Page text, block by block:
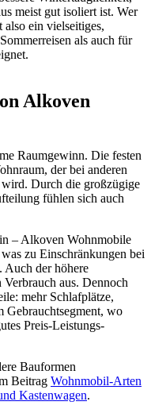
meist gut isoliert ist. Wer
ein vielseitiges,
als auch für
Alkoven
Raumgewinn. Die festen
der bei anderen
Durch die großzügige
fühlen sich auch
– Alkoven Wohnmobile
zu Einschränkungen bei
Auch der höhere
aus. Dennoch
mehr Schlafplätze,
Gebrauchtsegment, wo
Preis-Leistungs-
Bauformen
Beitrag Wohnmobil-Arten
Kastenwagen.